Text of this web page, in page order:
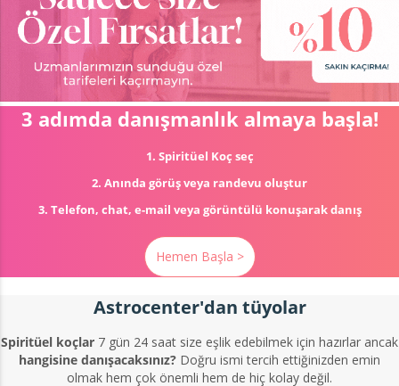
3 adımda danışmanlık almaya başla!
1. Spiritüel Koç seç
2. Anında görüş veya randevu oluştur
3. Telefon, chat, e-mail veya görüntülü konuşarak danış
Hemen Başla >
Astrocenter'dan tüyolar
Spiritüel koçlar 7 gün 24 saat size eşlik edebilmek için hazırlar ancak
hangisine danışacaksınız? Doğru ismi tercih ettiğinizden emin
olmak hem çok önemli hem de hiç kolay değil.